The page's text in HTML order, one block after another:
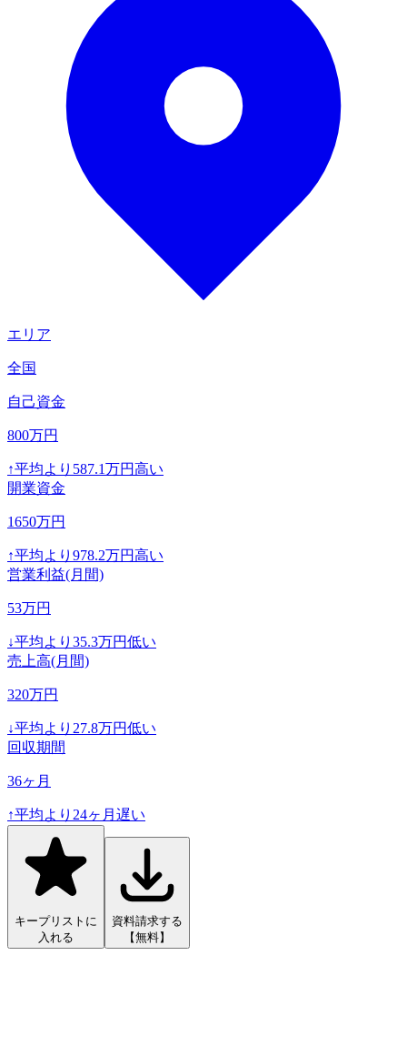
エリア
全国
自己資金
800万円
↑平均より 587.1万円高い
開業資金
1650万円
↑平均より 978.2万円高い
営業利益(月間)
53万円
↓平均より 35.3万円低い
売上高(月間)
320万円
↓平均より 27.8万円低い
回収期間
36ヶ月
↑平均より 24ヶ月遅い
キープリストに
入れる
資料請求する
【無料】